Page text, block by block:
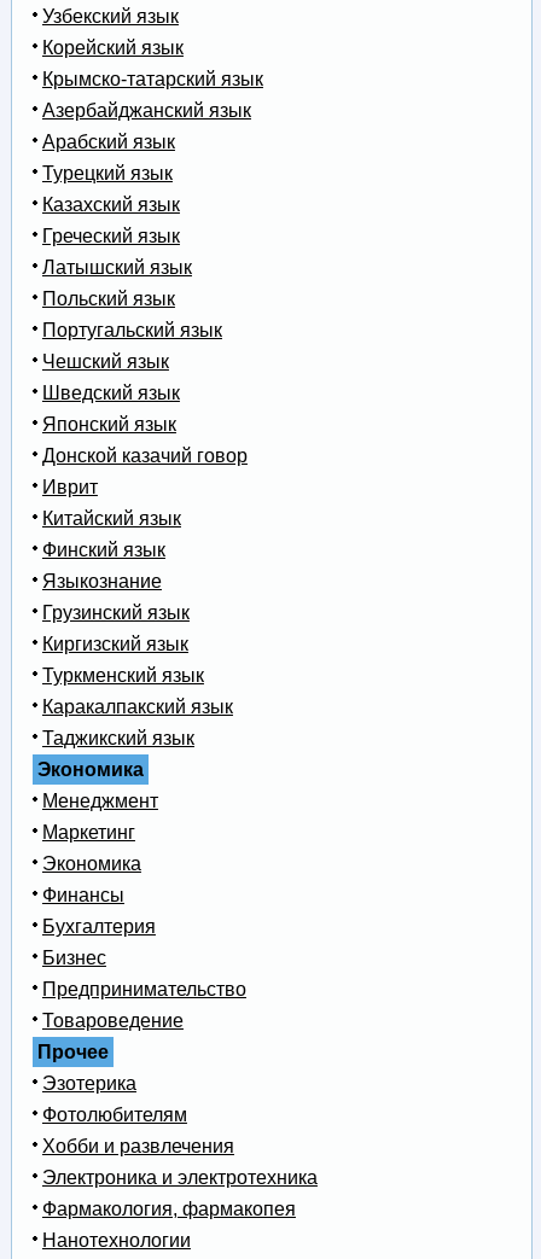
Узбекский язык
Корейский язык
Крымско-татарский язык
Азербайджанский язык
Арабский язык
Турецкий язык
Казахский язык
Греческий язык
Латышский язык
Польский язык
Португальский язык
Чешский язык
Шведский язык
Японский язык
Донской казачий говор
Иврит
Китайский язык
Финский язык
Языкознание
Грузинский язык
Киргизский язык
Туркменский язык
Каракалпакский язык
Таджикский язык
Экономика
Менеджмент
Маркетинг
Экономика
Финансы
Бухгалтерия
Бизнес
Предпринимательство
Товароведение
Прочее
Эзотерика
Фотолюбителям
Хобби и развлечения
Электроника и электротехника
Фармакология, фармакопея
Нанотехнологии